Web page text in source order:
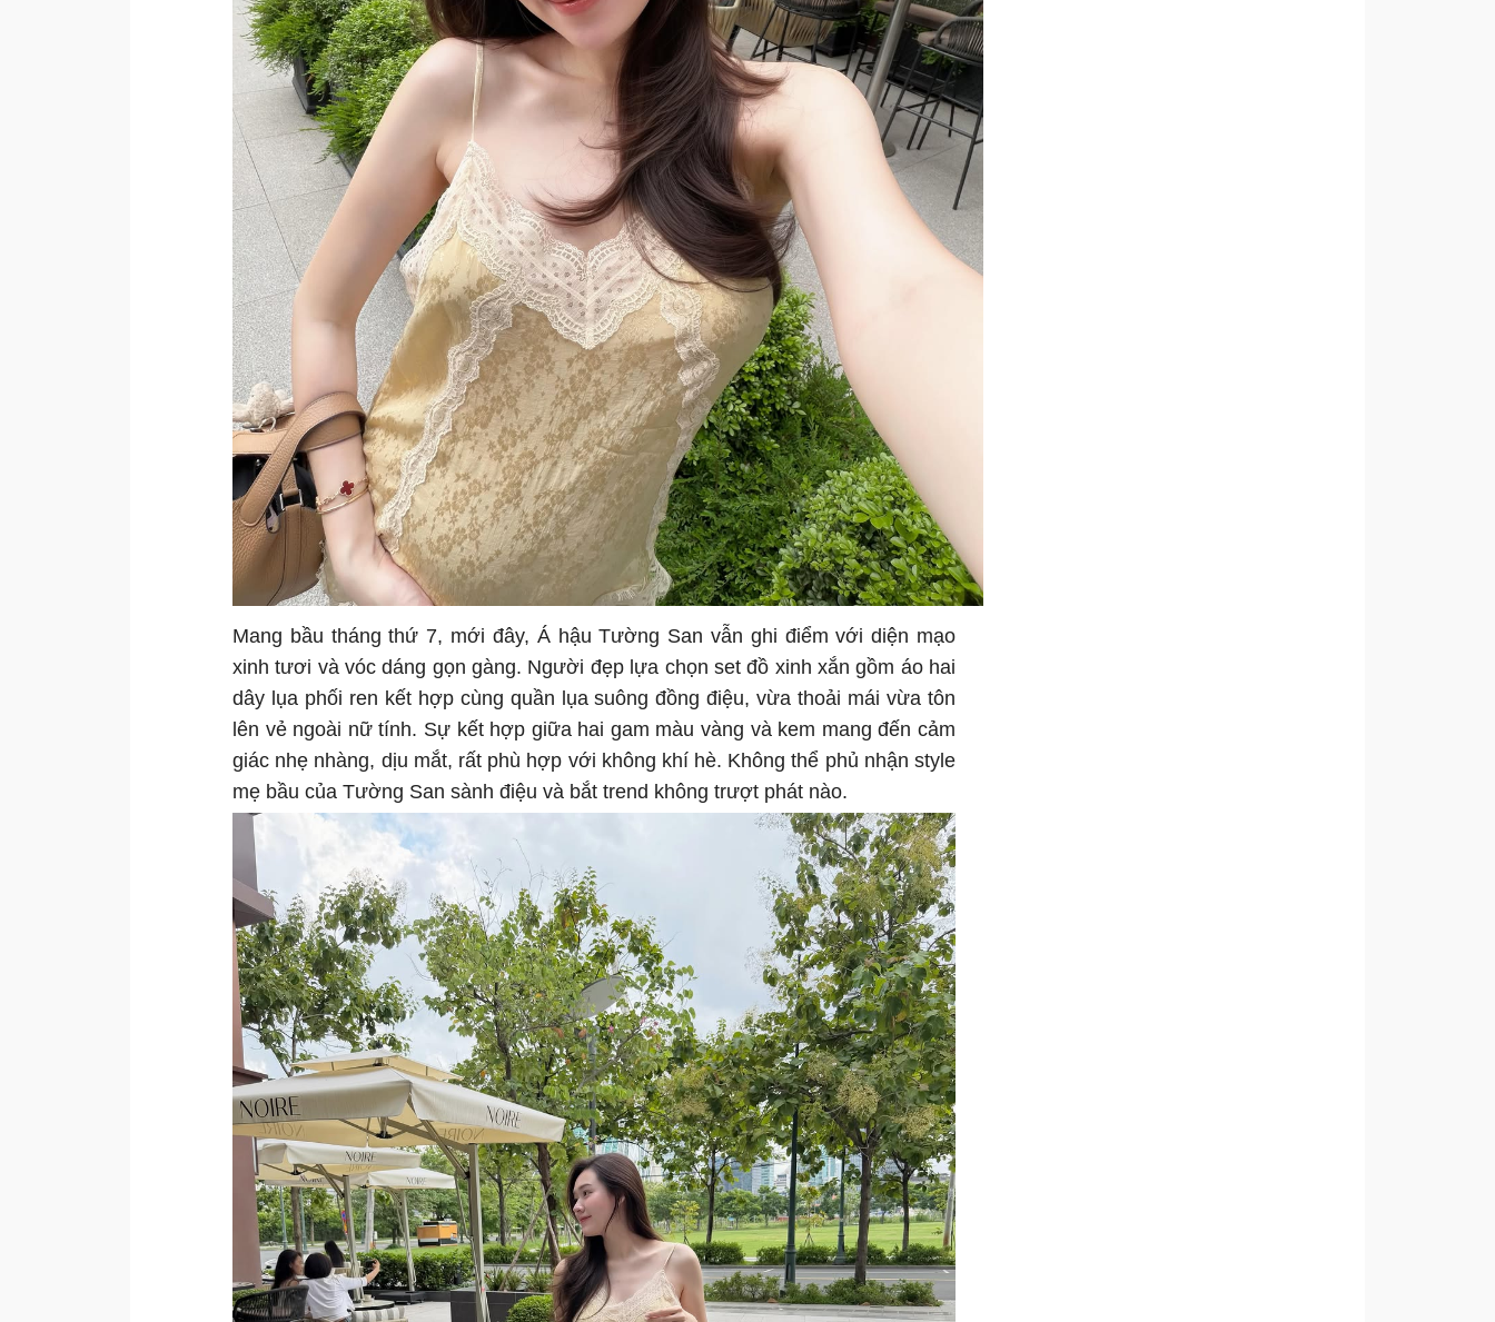
Mang bầu tháng thứ 7, mới đây, Á hậu Tường San vẫn ghi điểm với diện mạo
xinh tươi và vóc dáng gọn gàng. Người đẹp lựa chọn set đồ xinh xắn gồm áo hai
dây lụa phối ren kết hợp cùng quần lụa suông đồng điệu, vừa thoải mái vừa tôn
lên vẻ ngoài nữ tính. Sự kết hợp giữa hai gam màu vàng và kem mang đến cảm
giác nhẹ nhàng, dịu mắt, rất phù hợp với không khí hè. Không thể phủ nhận style
mẹ bầu của Tường San sành điệu và bắt trend không trượt phát nào.